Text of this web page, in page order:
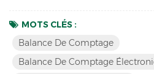
plage de poids et à emballer
vous vendez. il peut également
numérique de comptage de
MOTS CLÉS :
Balance De Comptage
Balance De Comptage